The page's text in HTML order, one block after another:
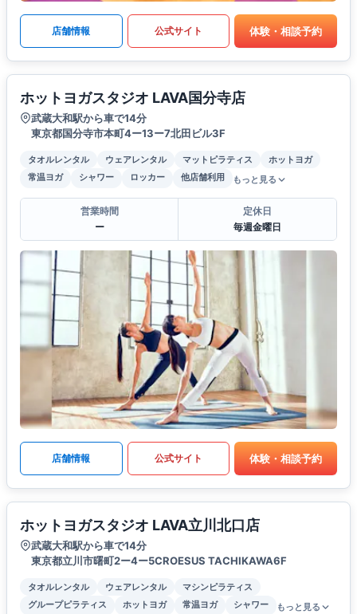
店舗情報 公式サイト 体験・相談予約
ホットヨガスタジオ LAVA国分寺店
武蔵大和駅から車で14分
東京都国分寺市本町4ー13ー7北田ビル3F
タオルレンタル ウェアレンタル マットピラティス
ホットヨガ
常温ヨガ
シャワー ロッカー 他店舗利用 もっと見る
営業時間
ー
定休日
毎週金曜日
店舗情報 公式サイト 体験・相談予約
ホットヨガスタジオ LAVA立川北口店
武蔵大和駅から車で14分
東京都立川市曙町2ー4ー5CROESUS TACHIKAWA6F
タオルレンタル ウェアレンタル
マシンピラティス
グループピラティス
ホットヨガ 常温ヨガ シャワー もっと見る